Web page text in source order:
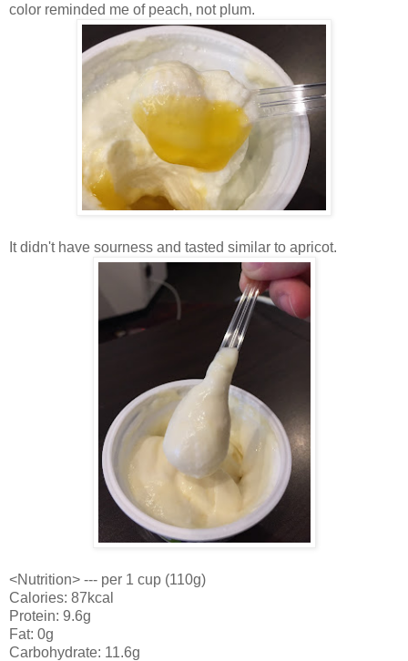
color reminded me of peach, not plum.
It didn't have sourness and tasted similar to apricot.
<Nutrition> --- per 1 cup (110g)
Calories: 87kcal
Protein: 9.6g
Fat: 0g
Carbohydrate: 11.6g